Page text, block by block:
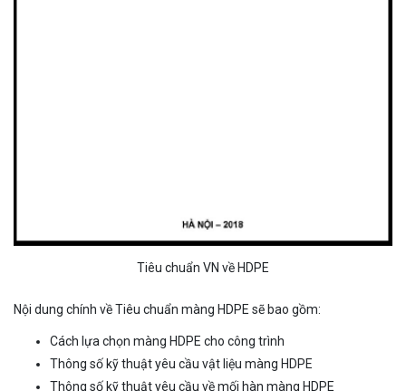
Tiêu chuẩn VN về HDPE
Nội dung chính về Tiêu chuẩn màng HDPE sẽ bao gồm:
Cách lựa chọn màng HDPE cho công trình
Thông số kỹ thuật yêu cầu vật liệu màng HDPE
Thông số kỹ thuật yêu cầu về mối hàn màng HDPE